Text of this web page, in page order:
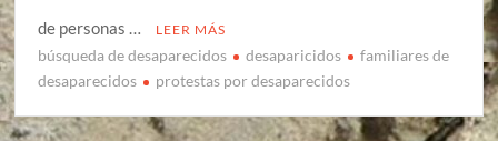
de personas …
LEER MÁS
búsqueda de desaparecidos desaparicidos
familiares de
desaparecidos
protestas por desaparecidos